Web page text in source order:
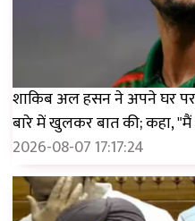
शाकिब अल हसन ने अपने घर
बारे में खुलकर बात की; कहा, "मैं
2026-08-07 17:17:24